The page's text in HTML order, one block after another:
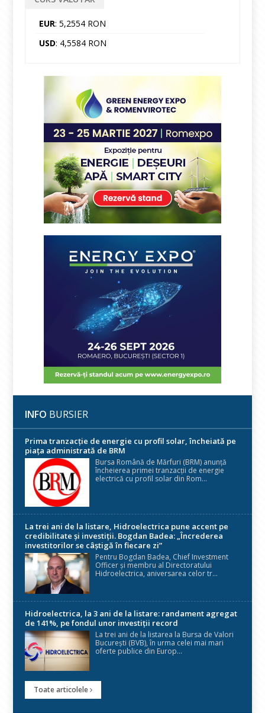
EUR: 5,2554 RON
USD: 4,5584 RON
INFO BURSIER
Prima tranzacție de energie cu profil solar, încheiată pe
piața administrată de BRM
Bursa Română de Mărfuri (BRM) anunță
încheierea primei tranzacții de energie
electrică cu profil solar din Rom...
La trei ani de la listare, Hidroelectrica pune accent pe
credibilitate și investiții. Bogdan Badea: „Încrederea
investitorilor se câștigă în fiecare zi”
Pentru Bogdan Badea, Chief Investment
Officer și membru al Directoratului
Hidroelectrica, aniversarea celor tr...
Hidroelectrica, la 3 ani de la listare: randament agregat
de 141%, pe fondul unor investiții record
La trei ani de la listarea la Bursa de Valori
București (BVB), în urma celei mai mari
oferte publice din Europ...
Toate articolele